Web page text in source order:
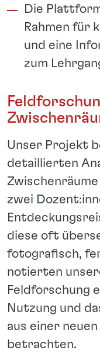
Die
Rahmen für
und eine
zum
Unser Projekt
detaillierten
zwei
diese oft
fotografisch,
notierten
Feldforschung
Nutzung und
aus einer
betrachten.